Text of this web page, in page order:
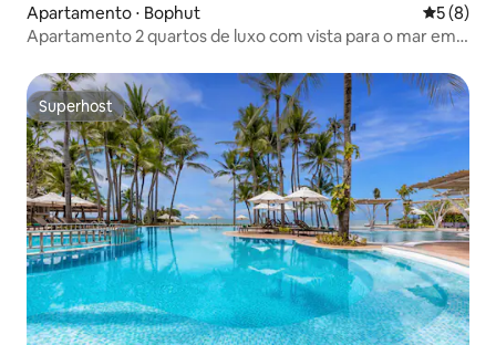
Apartamento ⋅ Bophut 5 de
5 (8)
Apartamento 2 quartos de luxo com vista para o mar em
Superhost
Superhost